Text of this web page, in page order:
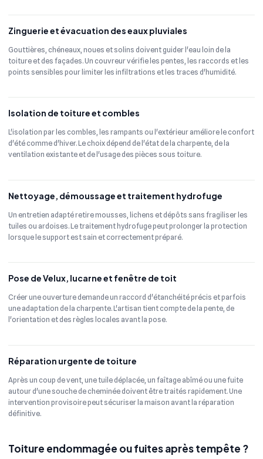
Zinguerie et évacuation des eaux pluviales
Gouttières, chéneaux, noues et solins doivent guider l'eau loin de la
toiture et des façades. Un couvreur vérifie les pentes, les raccords et les
points sensibles pour limiter les infiltrations et les traces d'humidité.
Isolation de toiture et combles
L'isolation par les combles, les rampants ou l'extérieur améliore le confort
d'été comme d'hiver. Le choix dépend de l'état de la charpente, de la
ventilation existante et de l'usage des pièces sous toiture.
Nettoyage, démoussage et traitement hydrofuge
Un entretien adapté retire mousses, lichens et dépôts sans fragiliser les
tuiles ou ardoises. Le traitement hydrofuge peut prolonger la protection
lorsque le support est sain et correctement préparé.
Pose de Velux, lucarne et fenêtre de toit
Créer une ouverture demande un raccord d'étanchéité précis et parfois
une adaptation de la charpente. L'artisan tient compte de la pente, de
l'orientation et des règles locales avant la pose.
Réparation urgente de toiture
Après un coup de vent, une tuile déplacée, un faîtage abîmé ou une fuite
autour d'une souche de cheminée doivent être traités rapidement. Une
intervention provisoire peut sécuriser la maison avant la réparation
définitive.
Toiture endommagée ou fuites après tempête ?